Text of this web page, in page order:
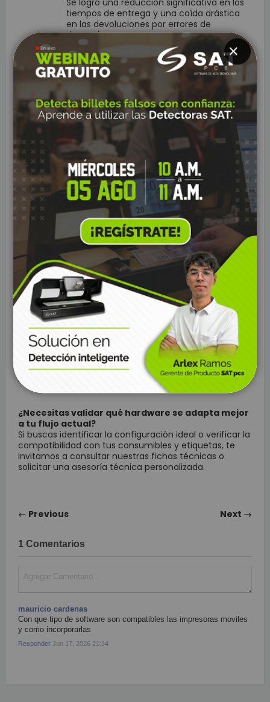
Se logró una reducción significativa en los
tiempos de entrega y una caída drástica
en las devoluciones por errores de
despacho.
Caso 2: Control de Inventario en Retail:
Una superficie comercial optó por impresoras de
escritorio robustas en sus estaciones de
recepción centralizadas.
Resultado:
El proceso ganó en organización y
estabilidad, permitiendo un control de
stock masivo con una consistencia
impecable en el etiquetado.
Conclusión: Sincronía entre
hardware y estrategia
En última instancia, las impresoras móviles y las de
escritorio no son tecnologías competidoras, sino
herramientas complementarias que responden a
demandas operativas distintas. Mientras la
movilidad aporta la flexibilidad necesaria para el
trabajo dinámico en campo, el formato de escritorio
ofrece la robustez y el rendimiento requeridos para
entornos de alta carga y control.
Implementar la solución correcta permite que tu
empresa opere de forma más inteligente y alineada
con sus objetivos de crecimiento. El ecosistema de
SAT PCSha sido diseñado para cubrir ambos frentes,
facilitando una integración transparente en sectores
logísticos, industriales y comerciales.
¿Necesitas validar qué hardware se adapta mejor
a tu flujo actual?
Si buscas identificar la configuración ideal o verificar la
compatibilidad con tus consumibles y etiquetas, te
invitamos a consultar nuestras fichas técnicas o
solicitar una asesoría técnica personalizada.
← Previous Next →
1 Comentarios
mauricio cardenas
Con que tipo de software son compatibles las impresoras moviles
y como incorporarlas
Responder Jun 17, 2026 21:34
CLOSE